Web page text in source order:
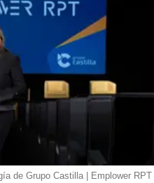
de Grupo Castilla | Emplower RPT